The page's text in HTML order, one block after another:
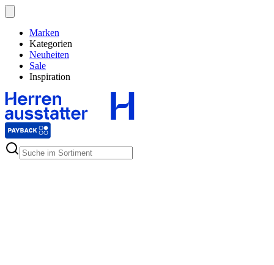
Marken
Kategorien
Neuheiten
Sale
Inspiration